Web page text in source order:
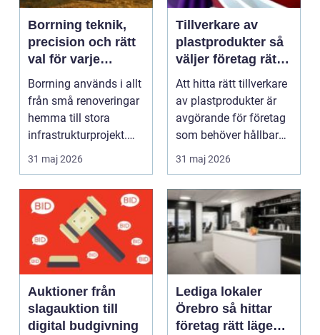
Borrning teknik,
precision och rätt
val för varje
projekt
Borrning används i allt
från små renoveringar
hemma till stora
infrastrukturprojekt.
När en brunn sk...
31 maj 2026
Tillverkare av
plastprodukter så
väljer företag rätt
partner
Att hitta rätt tillverkare
av plastprodukter är
avgörande för företag
som behöver hållbara,
måttnogg...
31 maj 2026
Auktioner från
slagauktion till
digital budgivning
Lediga lokaler
Örebro så hittar
företag rätt läge